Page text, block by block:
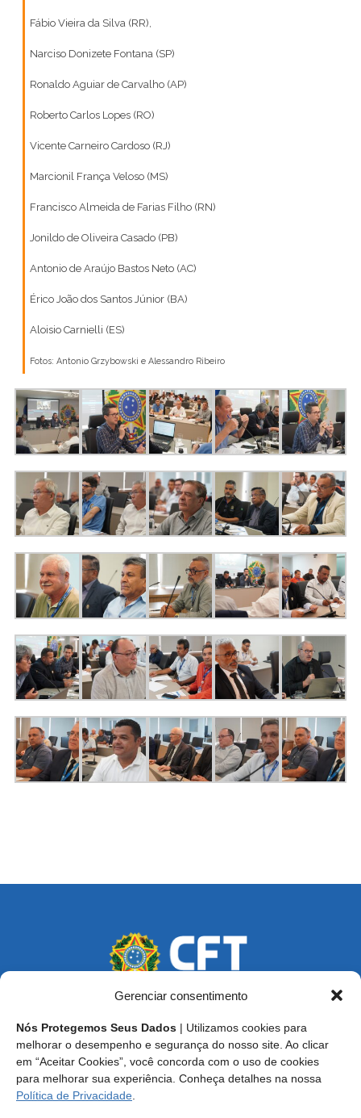
Gerenciar consentimento
Nós Protegemos Seus Dados | Utilizamos cookies para
melhorar o desempenho e segurança do nosso site. Ao clicar
em “Aceitar Cookies”, você concorda com o uso de cookies
para melhorar sua experiência. Conheça detalhes na nossa
Política de Privacidade
Fábio Vieira da Silva (RR),
Narciso Donizete Fontana (SP)
Ronaldo Aguiar de Carvalho (AP)
Roberto Carlos Lopes (RO)
Vicente Carneiro Cardoso (RJ)
Marcionil França Veloso (MS)
Francisco Almeida de Farias Filho (RN)
Jonildo de Oliveira Casado (PB)
Antonio de Araújo Bastos Neto (AC)
Érico João dos Santos Júnior (BA)
Aloisio Carnielli (ES)
Fotos: Antonio Grzybowski e Alessandro Ribeiro
Endereço: SCS, Quadra 02, Bloco D, Ed. Oscar Niemeyer,
9º Andar CEP 70.316-900 - Brasília/DF
Central de Atendimento ao Técnico:0800 016-1515